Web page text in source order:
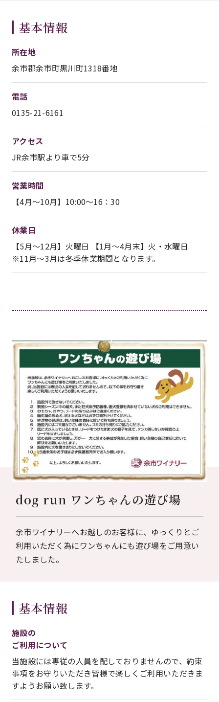
基本情報
所在地
余市郡余市町黒川町1318番地
電話
0135-21-6161
アクセス
JR余市駅より車で5分
営業時間
【4月～10月】10:00～16：30
休業日
【5月～12月】火曜日 【1月～4月末】火・水曜日
※11月～3月は冬季休業期間となります。
dog run ワンちゃんの遊び場
余市ワイナリーへお越しのお客様に、ゆっくりとご
利用いただく為にワンちゃんにも遊び場をご用意い
たしました。
基本情報
施設の
ご利用について
当施設には専従の人員を配しておりませんので、約束
事項をお守りいただき皆様で楽しくご利用いただきま
すようお願い致します。